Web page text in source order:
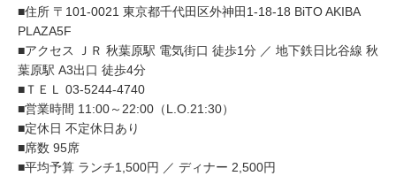
■住所 〒101-0021 東京都千代田区外神田1-18-18 BiTO AKIBA
PLAZA5F
■アクセス ＪＲ 秋葉原駅 電気街口 徒歩1分 ／ 地下鉄日比谷線 秋
葉原駅 A3出口 徒歩4分
■ＴＥＬ 03-5244-4740
■営業時間 11:00～22:00（L.O.21:30）
■定休日 不定休日あり
■席数 95席
■平均予算 ランチ1,500円 ／ ディナー 2,500円